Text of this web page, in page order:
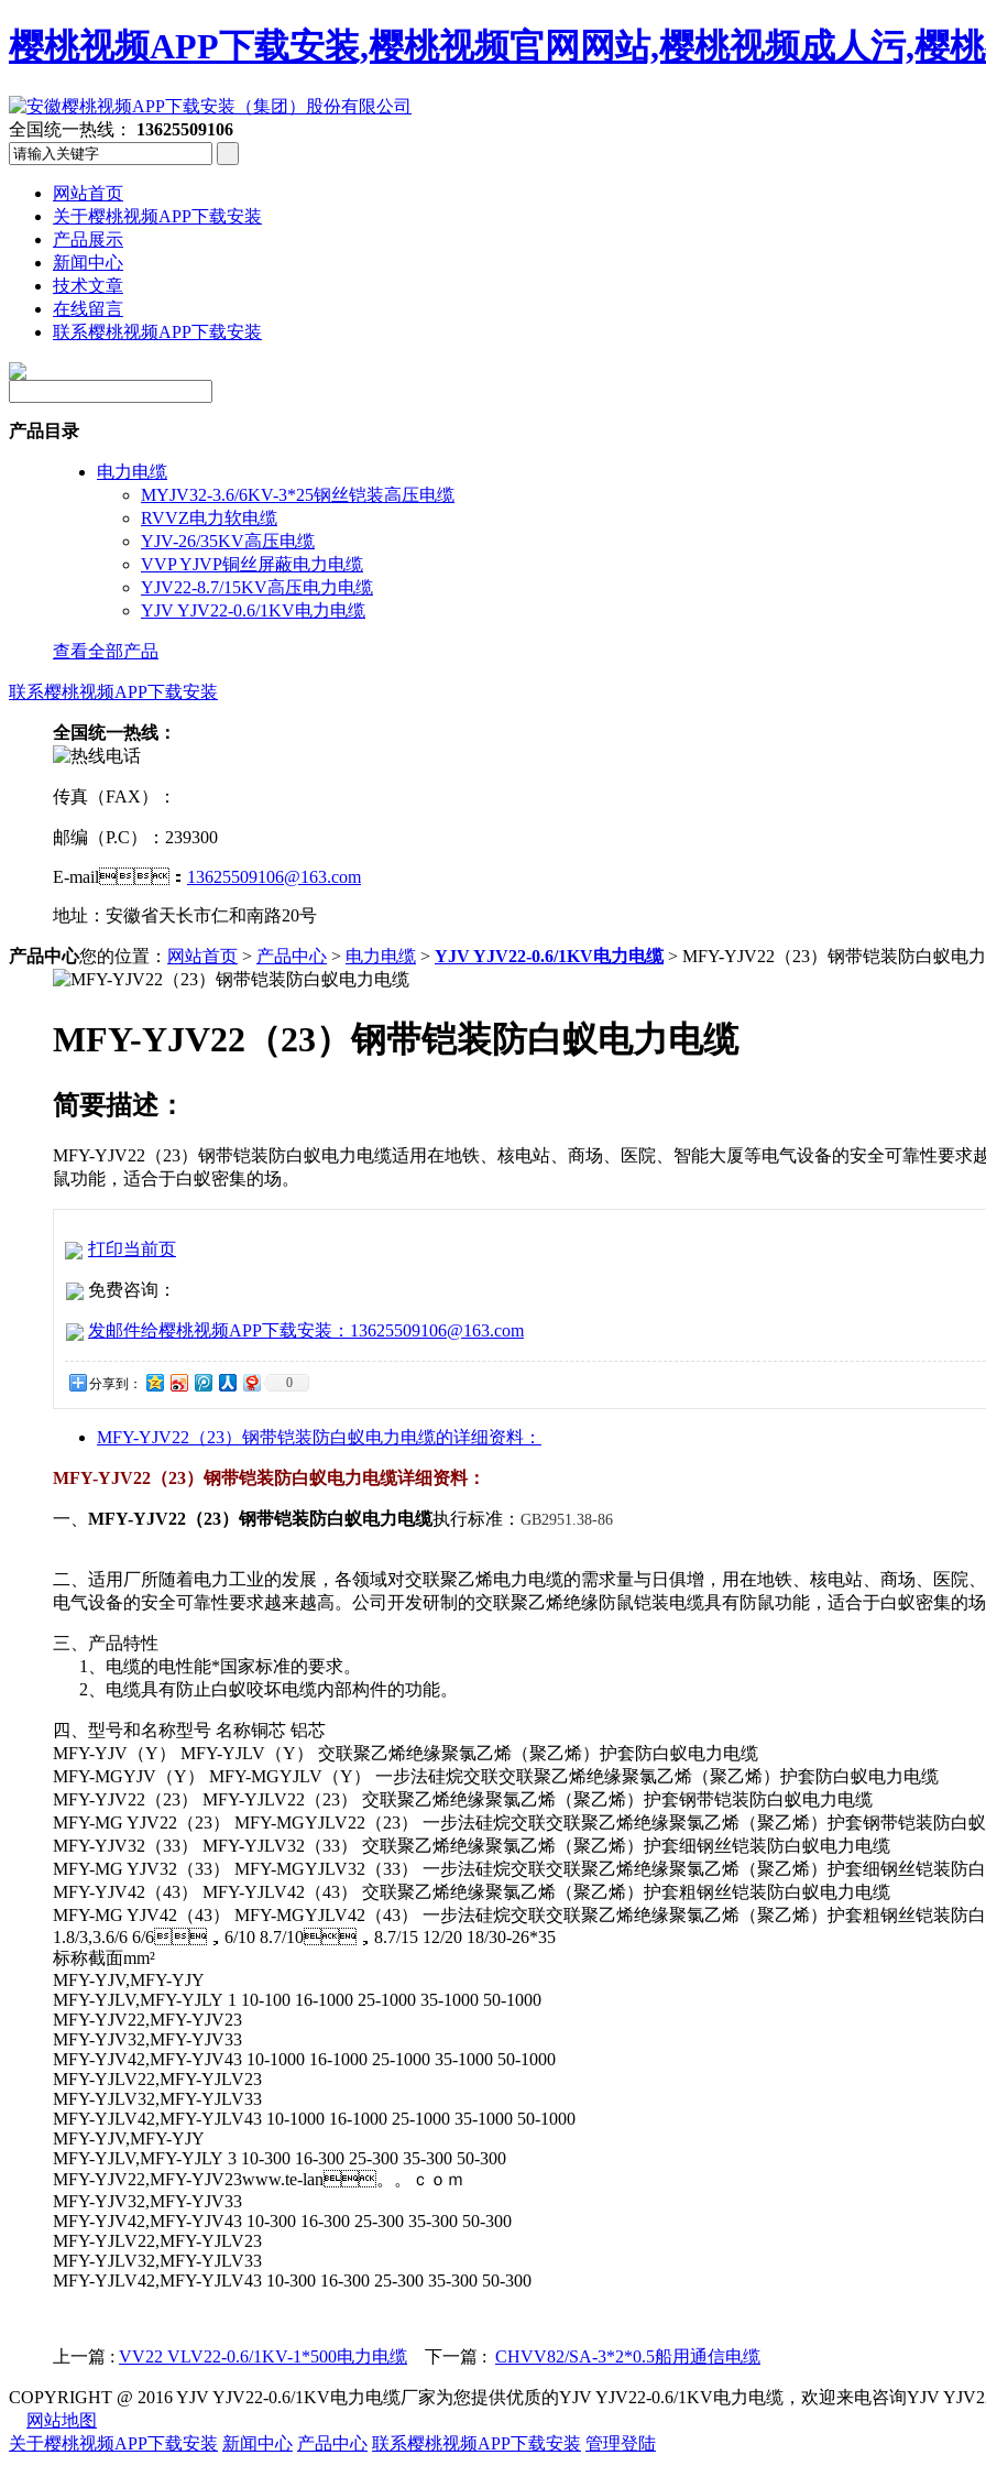
樱桃视频APP下载安装,樱桃视频官网网站,樱桃视频成人污,樱
全国统一热线： 13625509106
网站首页
关于樱桃视频APP下载安装
产品展示
新闻中心
技术文章
在线留言
联系樱桃视频APP下载安装
产品目录
电力电缆
MYJV32-3.6/6KV-3*25钢丝铠装高压电缆
RVVZ电力软电缆
YJV-26/35KV高压电缆
VVP YJVP铜丝屏蔽电力电缆
YJV22-8.7/15KV高压电力电缆
YJV YJV22-0.6/1KV电力电缆
查看全部产品
联系樱桃视频APP下载安装
全国统一热线：
传真（FAX）：
邮编（P.C）：239300
E-mail： 13625509106@163.com
地址：安徽省天长市仁和南路20号
产品中心您的位置： 网站首页 > 产品中心 > 电力电缆 > YJV YJV22-0.6/1KV电力电缆> MFY-YJV22（23）钢带铠装防白蚁电
MFY-YJV22（23）钢带铠装防白蚁电力电缆
简要描述：
MFY-YJV22（23）钢带铠装防白蚁电力电缆适用在地铁、核电站、商场、医院、智能大厦等电气设备的安全可靠性
鼠功能，适合于白蚁密集的场。
打印当前页
免费咨询：
发邮件给樱桃视频APP下载安装：13625509106@163.com
分享到： 0
MFY-YJV22（23）钢带铠装防白蚁电力电缆的详细资料：
MFY-YJV22（23）钢带铠装防白蚁电力电缆详细资料：
一、 MFY-YJV22（23）钢带铠装防白蚁电力电缆执行标准： GB2951.38-86
二、 适用厂所随着电力工业的发展，各领域对交联聚乙烯电力电缆的需求量与日俱增，用在地铁、核电站、商场、医院
电气设备的安全可靠性要求越来越高。公司开发研制的交联聚乙烯绝缘防鼠铠装电缆具有防鼠功能，适合于白蚁密集的场所
三、 产品特性
1、电缆的电性能*国家标准的要求。
2、电缆具有防止白蚁咬坏电缆内部构件的功能。
四、型号和名称型号 名称铜芯 铝芯
MFY-YJV（Y） MFY-YJLV（Y） 交联聚乙烯绝缘聚氯乙烯（聚乙烯）护套防白蚁电力电缆
MFY-MGYJV（Y） MFY-MGYJLV（Y） 一步法硅烷交联交联聚乙烯绝缘聚氯乙烯（聚乙烯）护套防白蚁电力电缆
MFY-YJV22（23） MFY-YJLV22（23） 交联聚乙烯绝缘聚氯乙烯（聚乙烯）护套钢带铠装防白蚁电力电缆
MFY-MG YJV22（23） MFY-MGYJLV22（23） 一步法硅烷交联交联聚乙烯绝缘聚氯乙烯（聚乙烯）护套钢带铠装防白
MFY-YJV32（33） MFY-YJLV32（33） 交联聚乙烯绝缘聚氯乙烯（聚乙烯）护套细钢丝铠装防白蚁电力电缆
MFY-MG YJV32（33） MFY-MGYJLV32（33） 一步法硅烷交联交联聚乙烯绝缘聚氯乙烯（聚乙烯）护套细钢丝铠装防
MFY-YJV42（43） MFY-YJLV42（43） 交联聚乙烯绝缘聚氯乙烯（聚乙烯）护套粗钢丝铠装防白蚁电力电缆
MFY-MG YJV42（43） MFY-MGYJLV42（43） 一步法硅烷交联交联聚乙烯绝缘聚氯乙烯（聚乙烯）护套粗钢丝铠装防
1.8/3,3.6/6 6/6，6/10 8.7/10，8.7/15 12/20 18/30-26*35
标称截面mm²
MFY-YJV,MFY-YJY
MFY-YJLV,MFY-YJLY 1 10-100 16-1000 25-1000 35-1000 50-1000
MFY-YJV22,MFY-YJV23
MFY-YJV32,MFY-YJV33
MFY-YJV42,MFY-YJV43 10-1000 16-1000 25-1000 35-1000 50-1000
MFY-YJLV22,MFY-YJLV23
MFY-YJLV32,MFY-YJLV33
MFY-YJLV42,MFY-YJLV43 10-1000 16-1000 25-1000 35-1000 50-1000
MFY-YJV,MFY-YJY
MFY-YJLV,MFY-YJLY 3 10-300 16-300 25-300 35-300 50-300
MFY-YJV22,MFY-YJV23www.te-lan。。ｃｏｍ
MFY-YJV32,MFY-YJV33
MFY-YJV42,MFY-YJV43 10-300 16-300 25-300 35-300 50-300
MFY-YJLV22,MFY-YJLV23
MFY-YJLV32,MFY-YJLV33
MFY-YJLV42,MFY-YJLV43 10-300 16-300 25-300 35-300 50-300
上一篇 : VV22 VLV22-0.6/1KV-1*500电力电缆 下一篇 : CHVV82/SA-3*2*0.5船用通信电缆
COPYRIGHT @ 2016 YJV YJV22-0.6/1KV电力电缆厂家为您提供优质的YJV YJV22-0.6/1KV电力电缆，欢迎来电咨询YJV
网站地图
关于樱桃视频APP下载安装 新闻中心 产品中心 联系樱桃视频APP下载安装 管理登陆